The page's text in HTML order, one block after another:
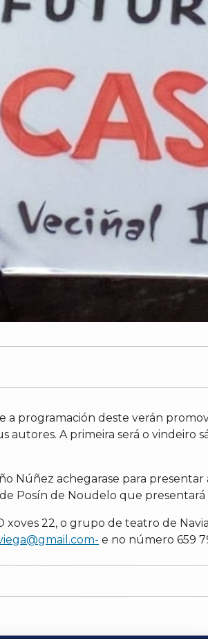
programación deste verán
autores. A primeira será o
Núñez achegarase para presentar
Posín de Noudelo que
xoves 22, o grupo de teatro de
e no número 659